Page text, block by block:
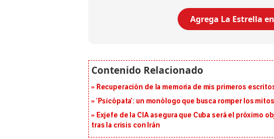
Agrega La Estrella
Recuperación de la memoria de mis primeros
‘Psicópata’: un monólogo que busca romper los mitos
Exjefe de la CIA asegura que Cuba será el próximo
tras la crisis con Irán